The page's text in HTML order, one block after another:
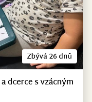
Zbývá 26 dnů
dcerce s vzácným